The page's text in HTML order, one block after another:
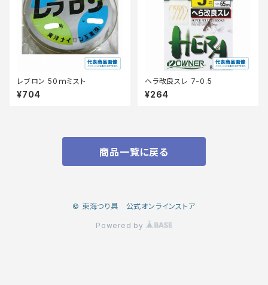
レブロン 50ｍミスト
¥704
ヘラ改良スレ 7-0.5
¥264
商品一覧に戻る
© 東海つり具 公式オンラインストア
Powered by